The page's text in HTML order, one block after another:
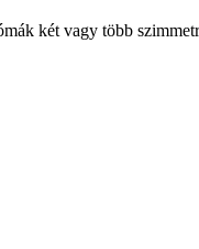
két vagy több